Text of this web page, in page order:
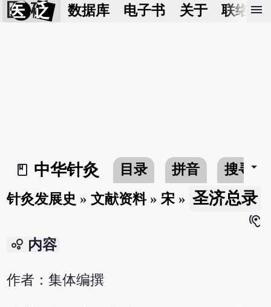
医 砭 数据库 电子书 关于 联络我
menu
book_2
中华针灸 目录 拼音 搜寻arrow_drop_down
针灸发展史 »文献资料»宋 » 圣济总录
hearing
bubble_chart 内容
作者：集体编撰